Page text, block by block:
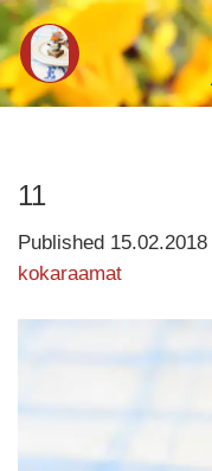
Skip
to
content
11
Published 15.02.2018
kokaraamat